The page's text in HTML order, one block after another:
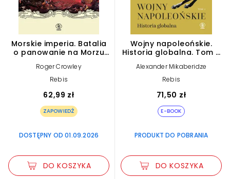
Morskie imperia. Batalia
o panowanie na Morzu
Roger Crowley
Rebis
62,99 zł
ZAPOWIEDŹ
DOSTĘPNY OD 01.09.2026
DO KOSZYKA
Wojny napoleońskie.
Historia globalna. Tom 2
Alexander Mikaberidze
Rebis
71,50 zł
E-BOOK
PRODUKT DO POBRANIA
DO KOSZYKA